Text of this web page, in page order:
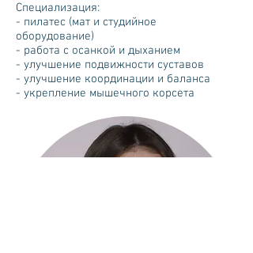
Специализация:
- пилатес (мат и студийное
оборудование)
- работа с осанкой и дыханием
- улучшение подвижности суставов
- улучшение координации и баланса
- укрепление мышечного корсета